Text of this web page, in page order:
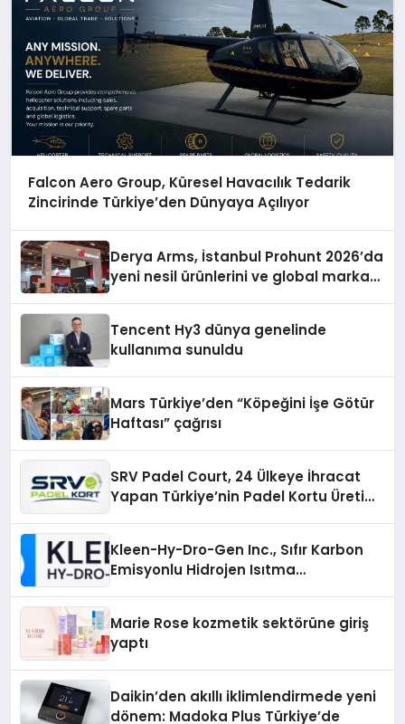
Falcon Aero Group, Küresel Havacılık Tedarik
Zincirinde Türkiye’den Dünyaya Açılıyor
Derya Arms, İstanbul Prohunt 2026’da
yeni nesil ürünlerini ve global marka
Tencent Hy3 dünya genelinde
kullanıma sunuldu
Mars Türkiye’den “Köpeğini İşe Götür
Haftası” çağrısı
SRV Padel Court, 24 Ülkeye İhracat
Yapan Türkiye’nin Padel Kortu Üretim
Kleen-Hy-Dro-Gen Inc., Sıfır Karbon
Emisyonlu Hidrojen Isıtma
Marie Rose kozmetik sektörüne giriş
yaptı
Daikin’den akıllı iklimlendirmede yeni
dönem: Madoka Plus Türkiye’de